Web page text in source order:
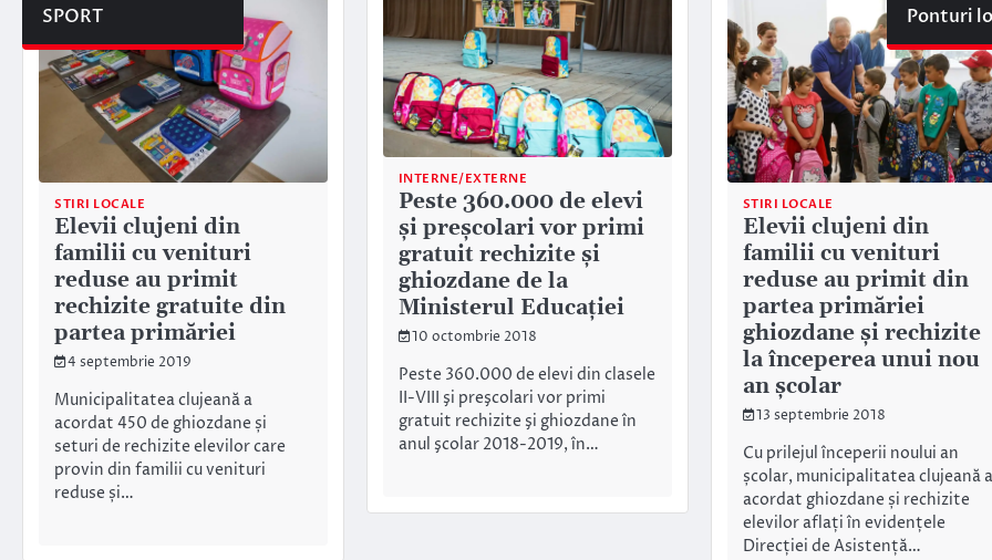
SPORT Ponturi
STIRI LOCALE
Elevii clujeni din
familii cu venituri
reduse au primit
rechizite gratuite din
partea primăriei
4 septembrie 2019
Municipalitatea clujeană a
acordat 450 de ghiozdane și
seturi de rechizite elevilor care
provin din familii cu venituri
reduse și…
INTERNE/EXTERNE
Peste 360.000 de elevi
şi preşcolari vor primi
gratuit rechizite şi
ghiozdane de la
Ministerul Educaţiei
10 octombrie 2018
Peste 360.000 de elevi din clasele
II-VIII şi preşcolari vor primi
gratuit rechizite şi ghiozdane în
anul şcolar 2018-2019, în…
STIRI LOCALE
Elevii clujeni din
familii cu venituri
reduse au primit din
partea primăriei
ghiozdane și rechizite
la începerea unui nou
an școlar
13 septembrie 2018
Cu prilejul începerii noului an
școlar, municipalitatea clujeană a
acordat ghiozdane și rechizite
elevilor aflați în evidențele
Direcției de Asistență…